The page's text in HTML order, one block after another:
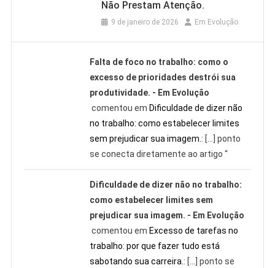
Não Prestam Atenção.
9 de janeiro de 2026 Em Evolução
Falta de foco no trabalho: como o
excesso de prioridades destrói sua
produtividade. - Em Evolução
comentou em Dificuldade de dizer não
no trabalho: como estabelecer limites
sem prejudicar sua imagem.: […] ponto
se conecta diretamente ao artigo “
Dificuldade de dizer não no trabalho:
como estabelecer limites sem
prejudicar sua imagem. - Em Evolução
comentou em Excesso de tarefas no
trabalho: por que fazer tudo está
sabotando sua carreira.: […] ponto se